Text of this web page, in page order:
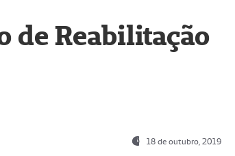
de Reabilitação
18 de outubro, 2019